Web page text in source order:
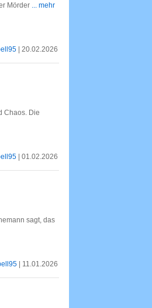
Mörder ... mehr
| 20.02.2026
Chaos. Die
| 01.02.2026
sagt, das
| 11.01.2026